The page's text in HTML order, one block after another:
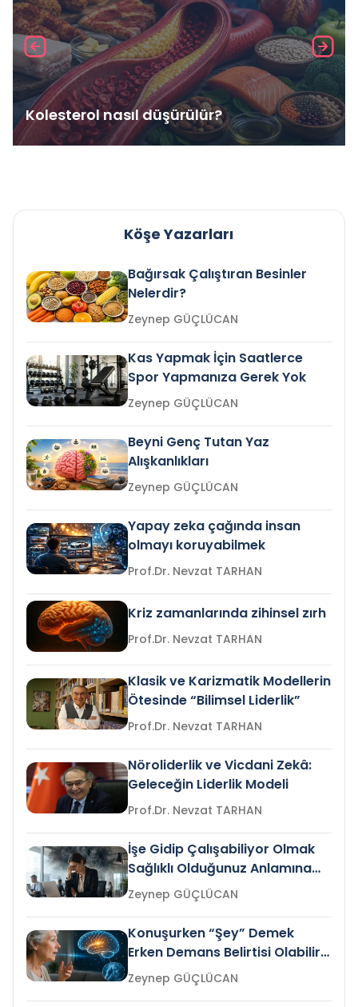
Kolesterol nasıl düşürülür?
Köşe Yazarları
Bağırsak Çalıştıran Besinler
Nelerdir?
Zeynep GÜÇLÜCAN
Kas Yapmak İçin Saatlerce
Spor Yapmanıza Gerek Yok
Zeynep GÜÇLÜCAN
Beyni Genç Tutan Yaz
Alışkanlıkları
Zeynep GÜÇLÜCAN
Yapay zeka çağında insan
olmayı koruyabilmek
Prof.Dr. Nevzat TARHAN
Kriz zamanlarında zihinsel zırh
Prof.Dr. Nevzat TARHAN
Klasik ve Karizmatik Modellerin
Ötesinde “Bilimsel Liderlik”
Prof.Dr. Nevzat TARHAN
Nöroliderlik ve Vicdani Zekâ:
Geleceğin Liderlik Modeli
Prof.Dr. Nevzat TARHAN
İşe Gidip Çalışabiliyor Olmak
Sağlıklı Olduğunuz Anlamına
Gelir mi?Zeynep GÜÇLÜCAN
Konuşurken “Şey” Demek
Erken Demans Belirtisi Olabilir
mi?
Zeynep GÜÇLÜCAN